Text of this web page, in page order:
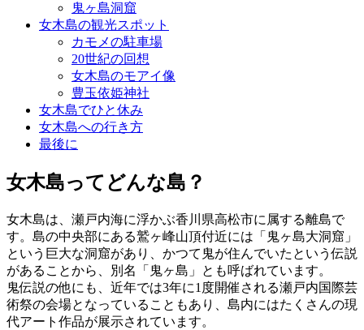
鬼ヶ島洞窟
女木島の観光スポット
カモメの駐車場
20世紀の回想
女木島のモアイ像
豊玉依姫神社
女木島でひと休み
女木島への行き方
最後に
女木島ってどんな島？
女木島は、瀬戸内海に浮かぶ香川県高松市に属する離島で
す。島の中央部にある鷲ヶ峰山頂付近には「鬼ヶ島大洞窟」
という巨大な洞窟があり、かつて鬼が住んでいたという伝説
があることから、別名「鬼ヶ島」とも呼ばれています。
鬼伝説の他にも、近年では3年に1度開催される瀬戸内国際芸
術祭の会場となっていることもあり、島内にはたくさんの現
代アート作品が展示されています。